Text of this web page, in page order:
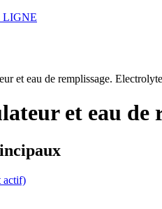
LIGNE
et eau de remplissage.
et eau de
actif)